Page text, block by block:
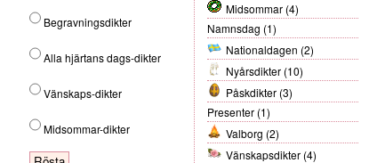
Midsommar (4)
Namnsdag (1)
Nationaldagen (2)
Nyårsdikter (10)
Påskdikter (3)
Presenter (1)
Valborg (2)
Vänskapsdikter (4)
Begravningsdikter
Alla hjärtans dags-dikter
Vänskaps-dikter
Midsommar-dikter